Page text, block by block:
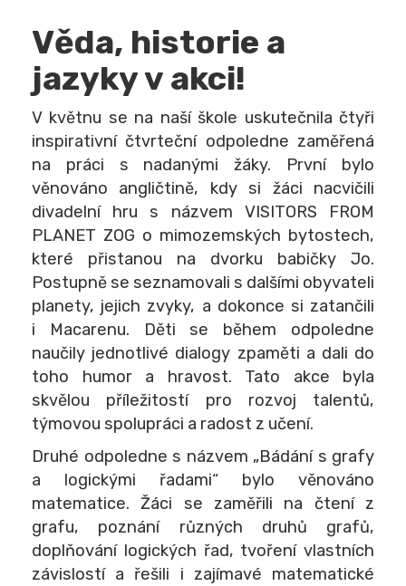
Věda, historie a
jazyky v akci!
V květnu se na naší škole uskutečnila čtyři
inspirativní čtvrteční odpoledne zaměřená
na práci s nadanými žáky. První bylo
věnováno angličtině, kdy si žáci nacvičili
divadelní hru s názvem VISITORS FROM
PLANET ZOG o mimozemských bytostech,
které přistanou na dvorku babičky Jo.
Postupně se seznamovali s dalšími obyvateli
planety, jejich zvyky, a dokonce si zatančili
i Macarenu. Děti se během odpoledne
naučily jednotlivé dialogy zpaměti a dali do
toho humor a hravost. Tato akce byla
skvělou příležitostí pro rozvoj talentů,
týmovou spolupráci a radost z učení.
Druhé odpoledne s názvem „Bádání s grafy
a logickými řadami“ bylo věnováno
matematice. Žáci se zaměřili na čtení z
grafu, poznání různých druhů grafů,
doplňování logických řad, tvoření vlastních
závislostí a řešili i zajímavé matematické